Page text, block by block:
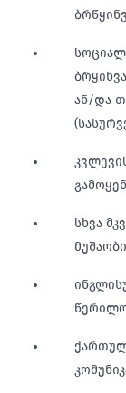
ან/და
სხვა
ქართულ